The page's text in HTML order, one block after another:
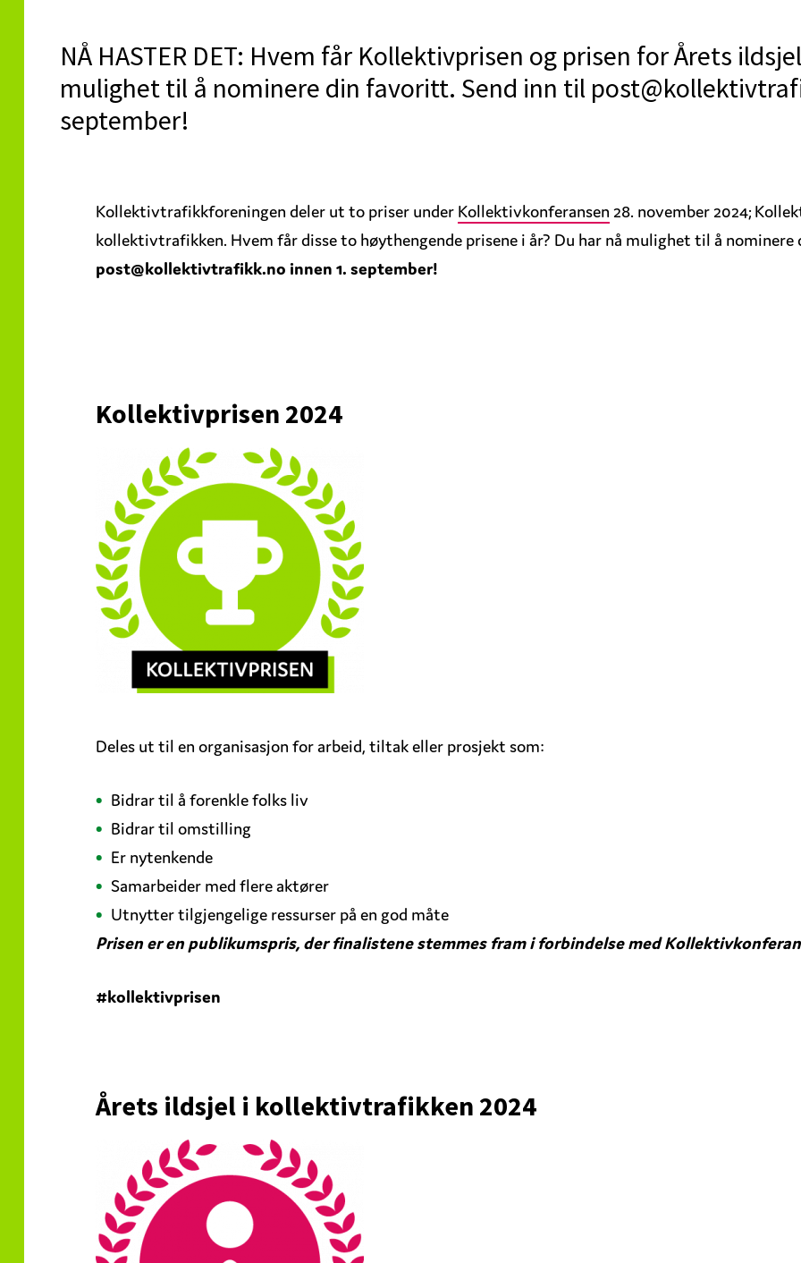
NÅ HASTER DET: Hvem får Kollektivprisen og prisen for Årets
mulighet til å nominere din favoritt. Send inn til
september!
Kollektivtrafikkforeningen deler ut to priser under Kollektivkonferansen 28. november 2024;
kollektivtrafikken. Hvem får disse to høythengende prisene i år? Du har nå mulighet til å
post@kollektivtrafikk.no innen 1. september!
Kollektivprisen 2024
Deles ut til en organisasjon for arbeid, tiltak eller prosjekt som:
Bidrar til å forenkle folks liv
Bidrar til omstilling
Er nytenkende
Samarbeider med flere aktører
Utnytter tilgjengelige ressurser på en god måte
Prisen er en publikumspris, der finalistene stemmes fram i forbindelse med
#kollektivprisen
Årets ildsjel i kollektivtrafikken 2024